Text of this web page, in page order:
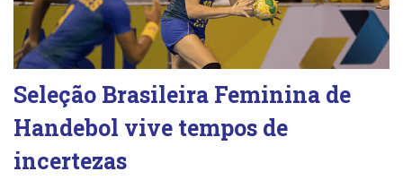
Seleção Brasileira Feminina de
Handebol vive tempos de
incertezas